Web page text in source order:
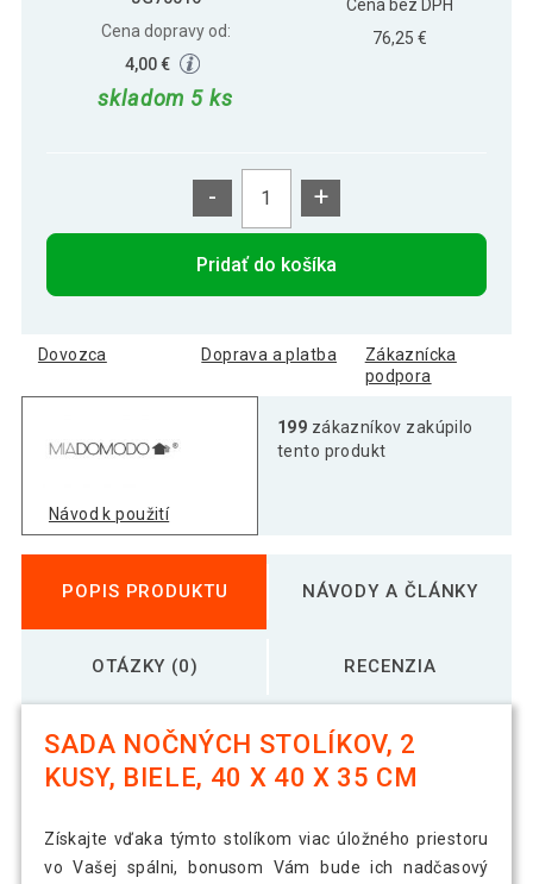
Cena dopravy od:
4,00 €
skladom 5 ks
Cena bez DPH
76,25 €
- +
Pridať do košíka
Dovozca Doprava a platba
Zákaznícka
podpora
Návod k použití
199 zákazníkov zakúpilo
tento produkt
POPIS PRODUKTU NÁVODY A ČLÁNKY
OTÁZKY (0) RECENZIA
SADA NOČNÝCH STOLÍKOV, 2
KUSY, BIELE, 40 X 40 X 35 CM
Získajte vďaka týmto stolíkom viac úložného priestoru
vo Vašej spálni, bonusom Vám bude ich nadčasový